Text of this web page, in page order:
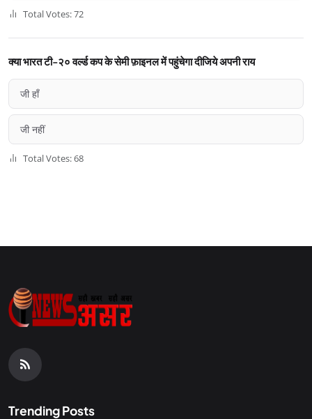
Total Votes: 72
क्या भारत टी-२० वर्ल्ड कप के सेमी फ़ाइनल में पहुंचेगा दीजिये अपनी राय
जी हाँ
जी नहीं
Total Votes: 68
Trending Posts